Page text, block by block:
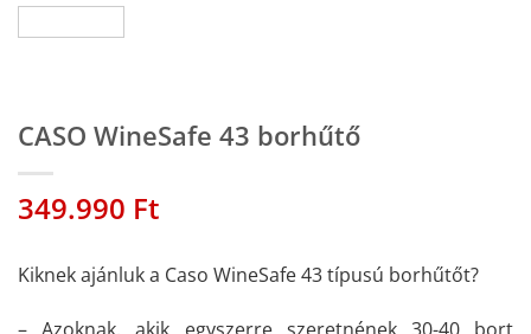
CASO WineSafe 43 borhűtő
349.990 Ft
Kiknek ajánluk a Caso WineSafe 43 típusú borhűtőt?